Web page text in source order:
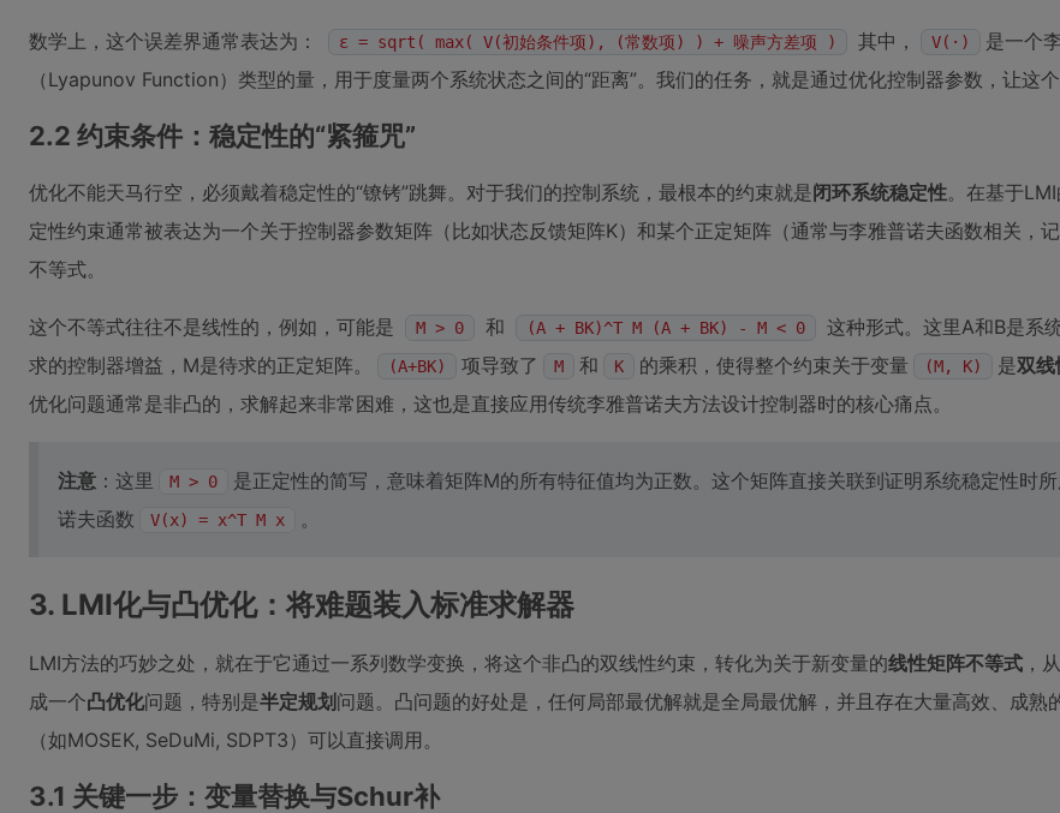
数学上，这个误差界通常表达为： ε = sqrt( max( V(初始条件项), (常数项) ) + 噪声方差项 ) 其中， V(·)
是一个
（Lyapunov Function）类型的量，用于度量两个系统状态之间的“距离”。我们的任务，就是通过优化控制器参数，让这个
2.2 约束条件：稳定性的“紧箍咒”
优化不能天马行空，必须戴着稳定性的“镣铐”跳舞。对于我们的控制系统，最根本的约束就是闭环系统稳定性。在基于
定性约束通常被表达为一个关于控制器参数矩阵（比如状态反馈矩阵K）和某个正定矩阵（通常与李雅普诺夫函数相关，
不等式。
这个不等式往往不是线性的，例如，可能是 M > 0 和 (A + BK)^T M (A + BK) - M < 0
这种形式。这里A和B是系
求的控制器增益，M是待求的正定矩阵。
(A+BK) 项导致了 M 和 K 的乘积，使得整个约束关于变量 (M, K) 是双线
优化问题通常是非凸的，求解起来非常困难，这也是直接应用传统李雅普诺夫方法设计控制器时的核心痛点。
注意 ：这里 M > 0
是正定性的简写，意味着矩阵M的所有特征值均为正数。这个矩阵直接关联到证明系统稳定性时
诺夫函数
V(x) = x^T M x 。
3. LMI化与凸优化：将难题装入标准求解器
LMI方法的巧妙之处，就在于它通过一系列数学变换，将这个非凸的双线性约束，转化为关于新变量的线性矩阵不等式 ，
成一个凸优化问题，特别是半定规划 问题。凸问题的好处是，任何局部最优解就是全局最优解，并且存在大量高效、成熟
（如MOSEK, SeDuMi, SDPT3）可以直接调用。
3.1 关键一步：变量替换与Schur补